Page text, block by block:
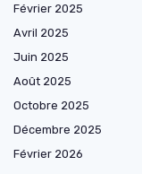
Février 2025
Avril 2025
Juin 2025
Août 2025
Octobre 2025
Décembre 2025
Février 2026